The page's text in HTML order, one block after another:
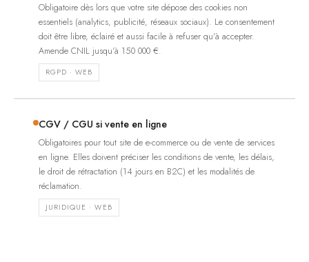
Obligatoire dès lors que votre site dépose des cookies non
essentiels (analytics, publicité, réseaux sociaux). Le consentement
doit être libre, éclairé et aussi facile à refuser qu'à accepter.
Amende CNIL jusqu'à 150 000 €.
RGPD · WEB
CGV / CGU si vente en ligne
Obligatoires pour tout site de e-commerce ou de vente de services
en ligne. Elles doivent préciser les conditions de vente, les délais,
le droit de rétractation (14 jours en B2C) et les modalités de
réclamation.
JURIDIQUE · WEB